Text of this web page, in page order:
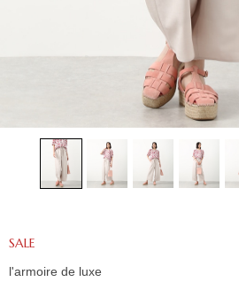
SALE
l'armoire de luxe